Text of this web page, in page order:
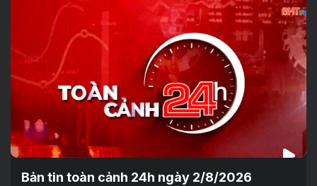
Bản tin toàn cảnh 24h ngày 2/8/2026